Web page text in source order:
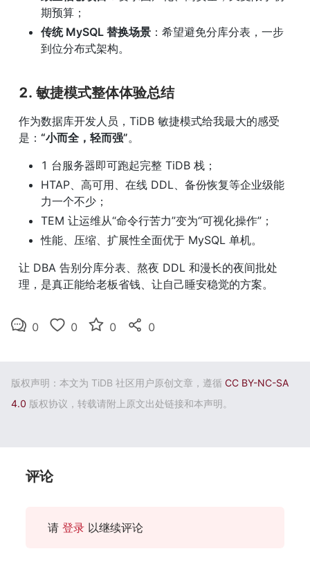
期预算；
传统 MySQL 替换场景 ：希望避免分库分表，一步
到位分布式架构。
2. 敏捷模式整体体验总结
作为数据库开发人员，TiDB 敏捷模式给我最大的感受
是： “小而全，轻而强”。
1 台服务器即可跑起完整 TiDB 栈；
HTAP、高可用、在线 DDL、备份恢复等企业级能
力一个不少；
TEM 让运维从“命令行苦力”变为“可视化操作”；
性能、压缩、扩展性全面优于 MySQL 单机。
让 DBA 告别分库分表、熬夜 DDL 和漫长的夜间批处
理，是真正能给老板省钱、让自己睡安稳觉的方案。
0 0 0 0
版权声明：本文为 TiDB 社区用户原创文章，遵循 CC BY-NC-SA
4.0 版权协议，转载请附上原文出处链接和本声明。
评论
请 登录 以继续评论